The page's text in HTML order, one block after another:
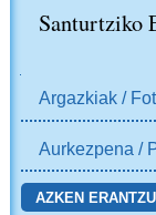
Santurtziko
Argazkiak /
Aurkezpena /
AZKEN